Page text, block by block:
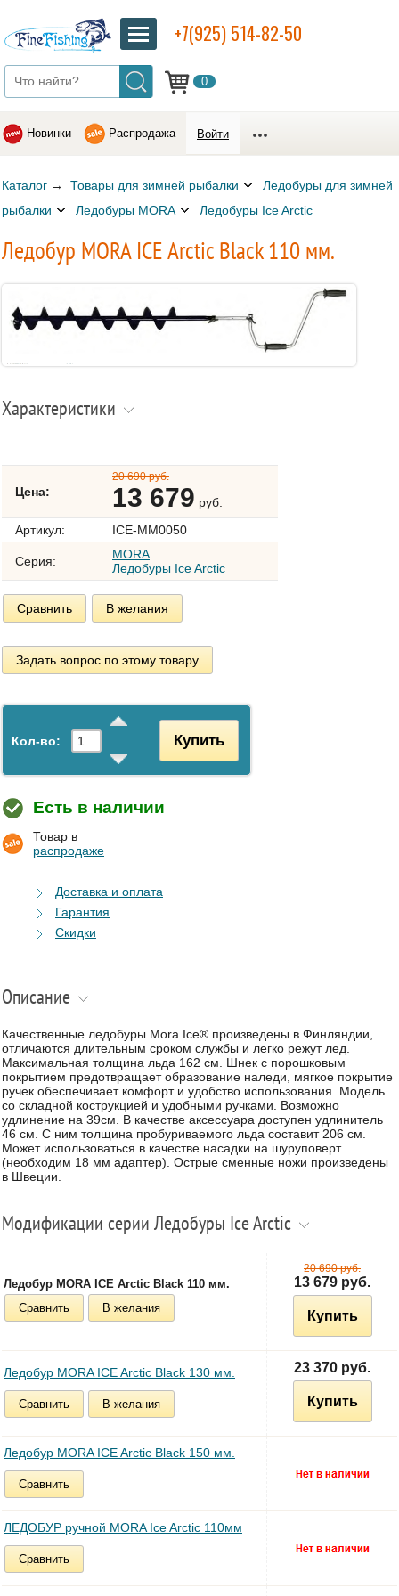
0
+7(925) 514-82-50
Новинки Распродажа Войти
Каталог → Товары для зимней рыбалки
Ледобуры для зимней
рыбалки
Ледобуры MORA Ледобуры Ice Arctic
Ледобур MORA ICE Arctic Black 110 мм.
Характеристики
Цена:
20 690 руб.
13 679 руб.
Артикул:
ICE-MM0050
Серия:
MORA
Ледобуры Ice Arctic
Сравнить В желания
Задать вопрос по этому товару
Кол-во: Купить
Есть в наличии
Товар в
распродаже
Доставка и оплата
Гарантия
Скидки
Описание
Качественные ледобуры Mora Ice® произведены в Финляндии,
отличаются длительным сроком службы и легко режут лед.
Максимальная толщина льда 162 см. Шнек с порошковым
покрытием предотвращает образование наледи, мягкое покрытие
ручек обеспечивает комфорт и удобство использования. Модель
со складной кострукцией и удобными ручками. Возможно
удлинение на 39см. В качестве аксессуара доступен удлинитель
46 см. С ним толщина пробуриваемого льда составит 206 см.
Может использоваться в качестве насадки на шуруповерт
(необходим 18 мм адаптер). Острые сменные ножи произведены
в Швеции.
Модификации серии Ледобуры Ice Arctic
Ледобур MORA ICE Arctic Black 110 мм.
Сравнить
В желания
20 690 руб.
13 679 руб.
Купить
Ледобур MORA ICE Arctic Black 130 мм.
Сравнить В желания
23 370 руб.
Купить
Ледобур MORA ICE Arctic Black 150 мм.
Сравнить
ЛЕДОБУР ручной MORA Ice Arctic 110мм
Сравнить